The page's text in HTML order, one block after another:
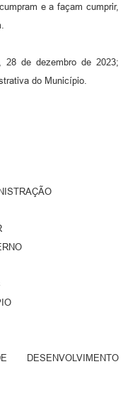
e a façam cumprir,
28 de dezembro de 2023;
do Município.
DESENVOLVIMENTO